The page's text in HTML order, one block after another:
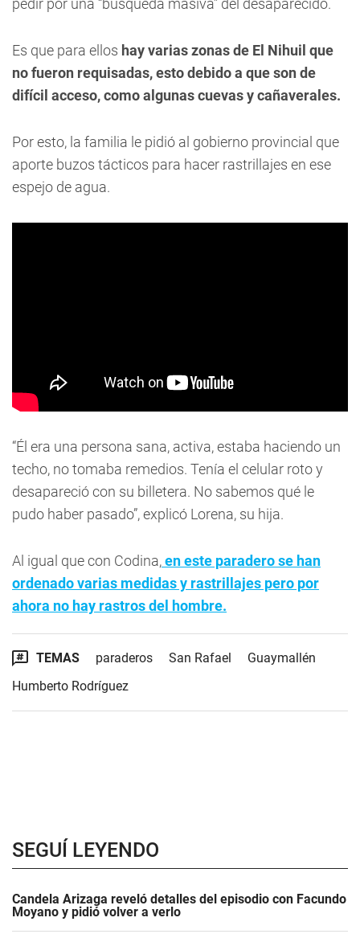
pedir por una “búsqueda masiva” del desaparecido.
Es que para ellos hay varias zonas de El Nihuil que
no fueron requisadas, esto debido a que son de
difícil acceso, como algunas cuevas y cañaverales.
Por esto, la familia le pidió al gobierno provincial que
aporte buzos tácticos para hacer rastrillajes en ese
espejo de agua.
“Él era una persona sana, activa, estaba haciendo un
techo, no tomaba remedios. Tenía el celular roto y
desapareció con su billetera. No sabemos qué le
pudo haber pasado”, explicó Lorena, su hija.
Al igual que con Codina,en este paradero se han
ordenado varias medidas y rastrillajes pero por
ahora no hay rastros del hombre.
TEMAS paraderos San Rafael
Guaymallén
Humberto Rodríguez
SEGUÍ LEYENDO
Candela Arizaga reveló detalles del episodio con Facundo
Moyano y pidió volver a verlo